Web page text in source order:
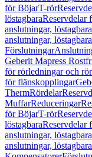
för BöjarT-rör
löstagbaraReservdelar
anslutningar, löstagbara
anslutningar, löstagbara
Förslutningar
Geberit Mapress
för rörledningar och
för flänskopplingar
ThermRördelar
MuffarReduceringar
för BöjarT-rör
löstagbaraReservdelar
anslutningar, löstagbara
anslutningar, löstagbara